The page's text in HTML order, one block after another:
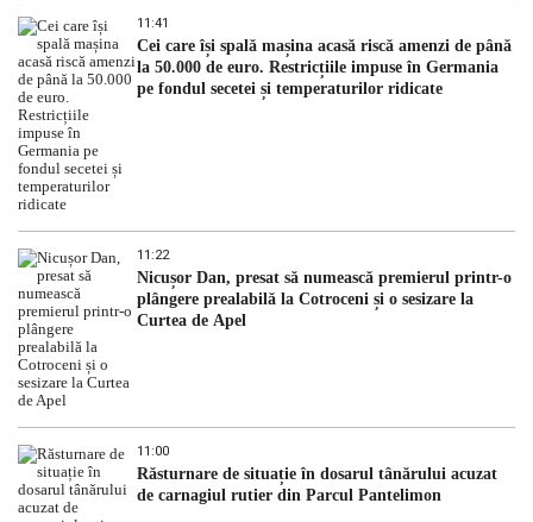
11:41
Cei care își spală mașina acasă riscă amenzi de până
la 50.000 de euro. Restricțiile impuse în Germania
pe fondul secetei și temperaturilor ridicate
11:22
Nicușor Dan, presat să numească premierul printr-o
plângere prealabilă la Cotroceni și o sesizare la
Curtea de Apel
11:00
Răsturnare de situație în dosarul tânărului acuzat
de carnagiul rutier din Parcul Pantelimon